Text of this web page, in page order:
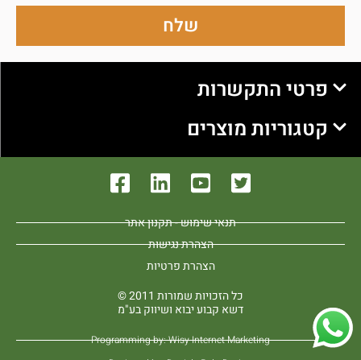
שלח
פרטי התקשרות
קטגוריות מוצרים
תנאי שימוש - תקנון אתר
הצהרת נגישות
הצהרת פרטיות
כל הזכויות שמורות 2011 ©
דשא קבוע יבוא ושיווק בע"מ
Programming by: Wisy Internet Marketing